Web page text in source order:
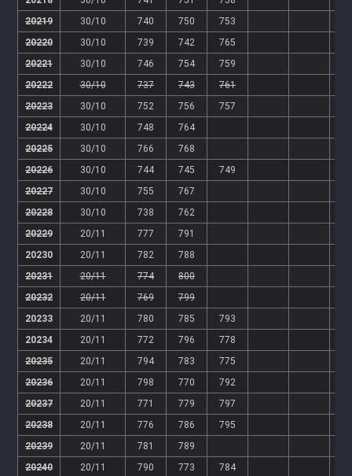
20219
30/10 740 750
753
20220
30/10 739 742
765
20221
30/10 746 754
759
20222
30/10 737 743
761
20223
30/10 752 756
757
20224
30/10 748
764
20225
30/10 766
768
20226
30/10 744 745
749
20227
30/10 755
767
20228
30/10 738
762
20229
20/11 777
791
20230
20/11 782
788
20231
20/11 774
800
20232
20/11 769
799
20233
20/11 780 785
793
20234
20/11 772 796
778
20235
20/11 794 783
775
20236
20/11 798 770
792
20237
20/11 771 779
797
20238
20/11 776 786
795
20239
20/11 781
789
20240
20/11 790 773
784